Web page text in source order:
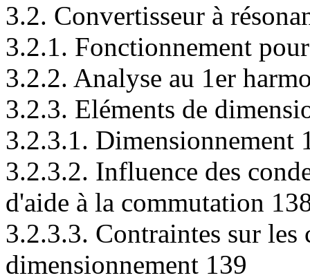
3.2. Convertisseur à
3.2.1. Fonctionnement
3.2.2. Analyse au 1er
3.2.3. Eléments de
3.2.3.1. Dimensionnement
3.2.3.2. Influence des
d'aide à la commutation
3.2.3.3. Contraintes sur les
dimensionnement 139